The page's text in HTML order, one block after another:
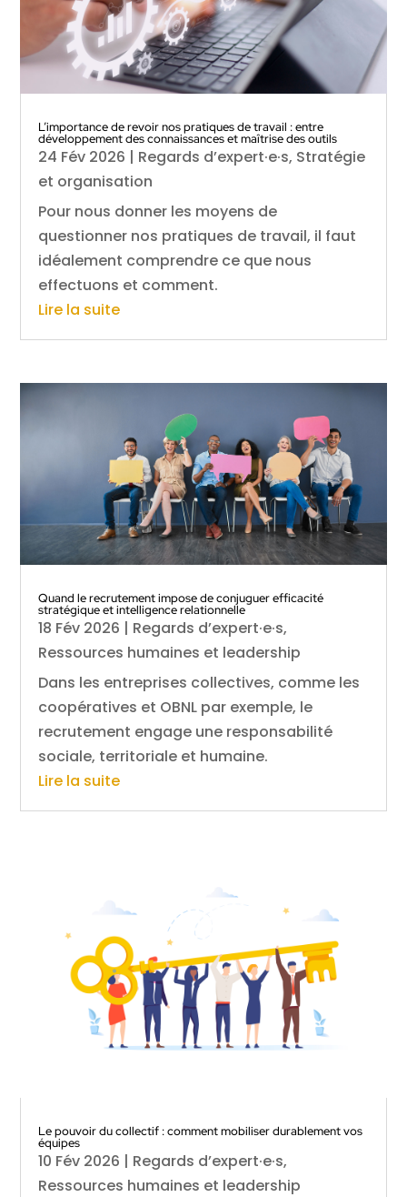
L’importance de revoir nos pratiques de travail : entre
développement des connaissances et maîtrise des outils
24 Fév 2026 | Regards d’expert·e·s, Stratégie
et organisation
Pour nous donner les moyens de
questionner nos pratiques de travail, il faut
idéalement comprendre ce que nous
effectuons et comment.
Lire la suite
Quand le recrutement impose de conjuguer efficacité
stratégique et intelligence relationnelle
18 Fév 2026 | Regards d’expert·e·s,
Ressources humaines et leadership
Dans les entreprises collectives, comme les
coopératives et OBNL par exemple, le
recrutement engage une responsabilité
sociale, territoriale et humaine.
Lire la suite
Le pouvoir du collectif : comment mobiliser durablement vos
équipes
10 Fév 2026 | Regards d’expert·e·s,
Ressources humaines et leadership